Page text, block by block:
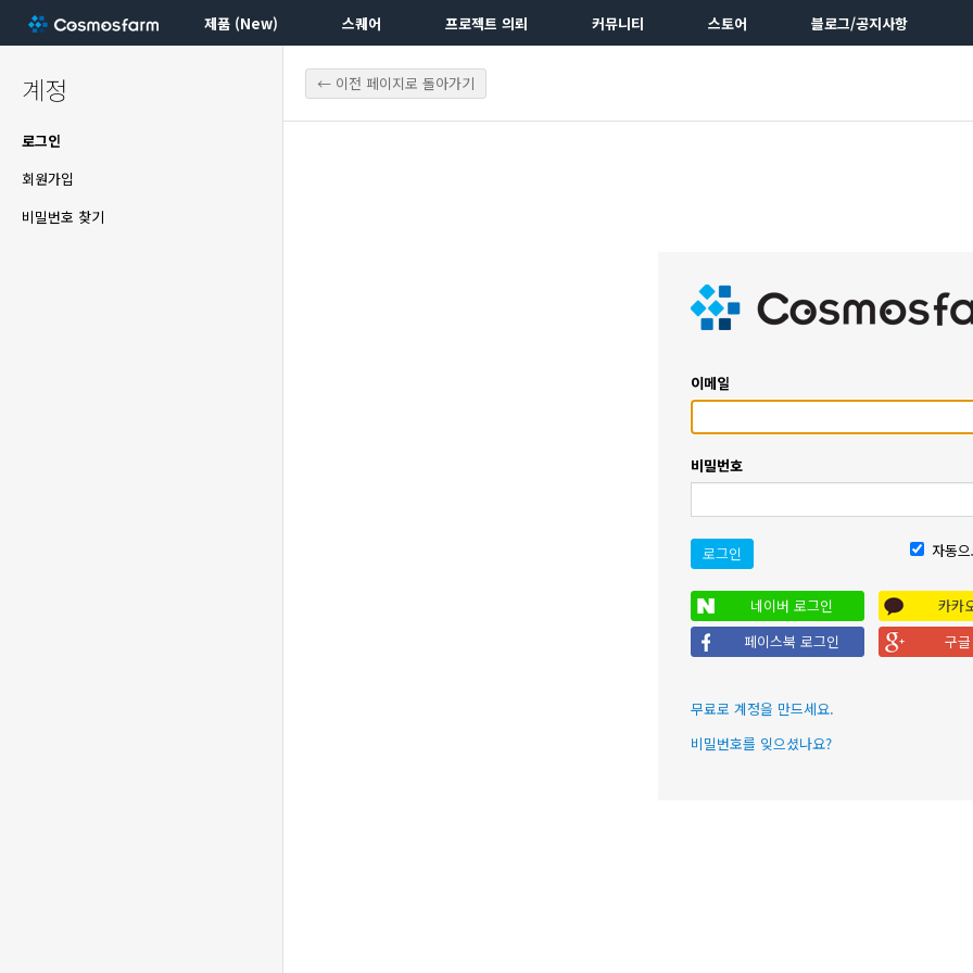
제품 (New) 스퀘어 프로젝트 의뢰 커뮤니티 스토어 블로그/공지사항
계정
로그인
회원가입
비밀번호 찾기
← 이전 페이지로 돌아가기
이메일
비밀번호
로그인 자동
네이버 로그인
카카
페이스북 로그인
구
무료로 계정을 만드세요.
비밀번호를 잊으셨나요?